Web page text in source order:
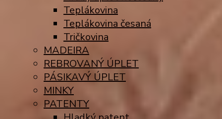
Teplákovina
Teplákovina česaná
Tričkovina
MADEIRA
REBROVANÝ ÚPLET
PÁSIKAVÝ ÚPLET
MINKY
PATENTY